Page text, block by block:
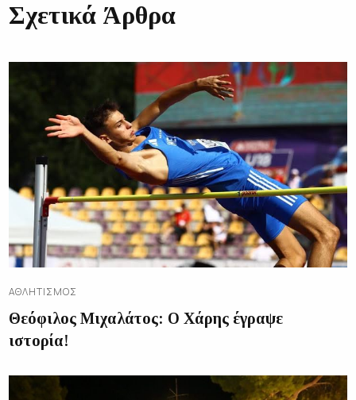
Σχετικά Άρθρα
ΑΘΛΗΤΙΣΜΌΣ
Θεόφιλος Μιχαλάτος: Ο Χάρης έγραψε
ιστορία!